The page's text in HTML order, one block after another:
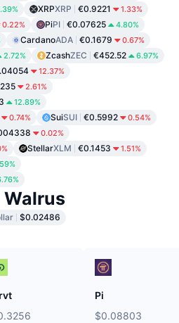
XRPXRP €0.9221 1.33%
0.22% PiPI €0.07625 4.80%
CardanoADA €0.1679 0.67%
2.72% ZcashZEC €452.52 6.97%
12.37%
2.61%
12.89%
0.74% SuiSUI €0.5992 0.54%
0.02%
StellarXLM €0.1453 1.51%
$0.02486
Pi
$0.08803